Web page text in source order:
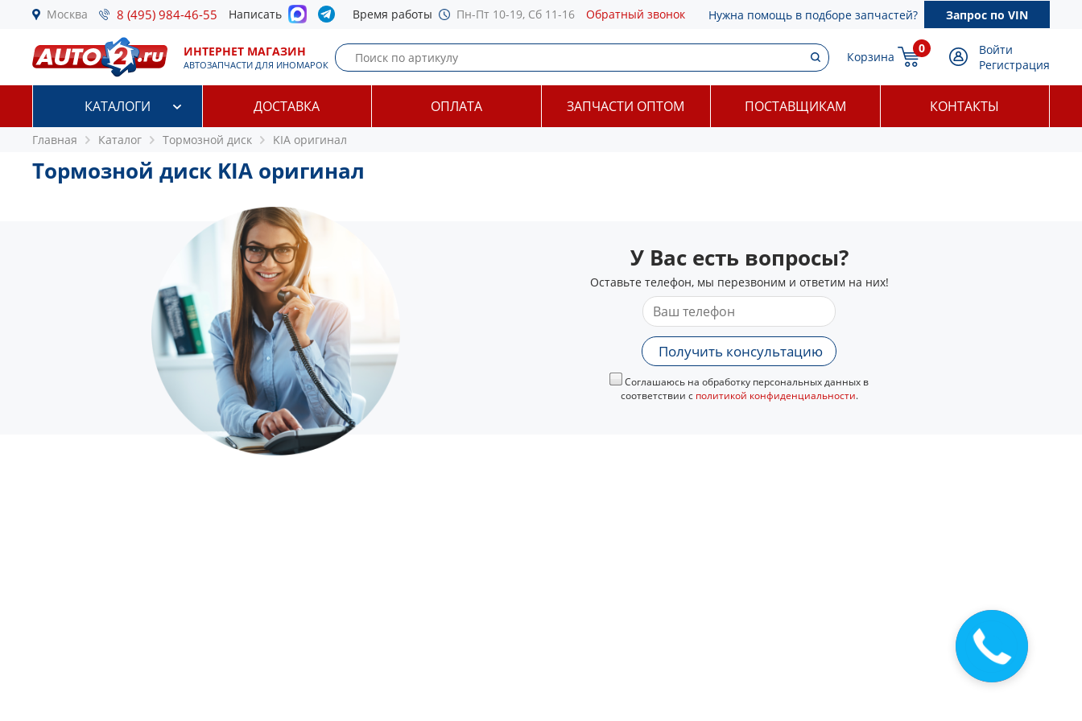
Москва 8 (495) 984-46-55 Написать Время работы Пн-Пт 10-19, Сб 11-16 Обратный звонок Нужна помощь в подборе запчастей? Запрос по VIN
ИНТЕРНЕТ МАГАЗИН
АВТОЗАПЧАСТИ ДЛЯ ИНОМАРОК
Корзина
0
Войти
Регистрация
КАТАЛОГИ ДОСТАВКА ОПЛАТА ЗАПЧАСТИ ОПТОМ ПОСТАВЩИКАМ КОНТАКТЫ
Главная Каталог Тормозной диск KIA оригинал
Тормозной диск KIA оригинал
У Вас есть вопросы?
Оставьте телефон, мы перезвоним и ответим на них!
Получить консультацию
Соглашаюсь на обработку персональных данных в
соответствии с политикой конфиденциальности.
Закажите
звонок